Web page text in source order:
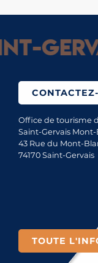
Office de tourisme
Saint-Gervais
43 Rue du Mont-
74170 Saint-Gervais
TOUTE